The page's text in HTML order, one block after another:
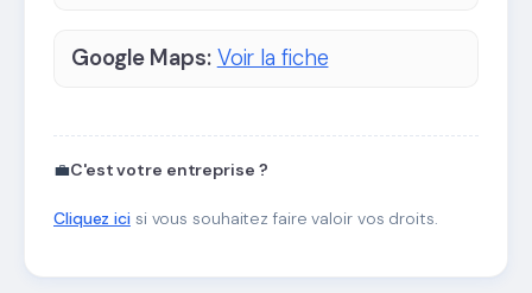
Google Maps: Voir la fiche
💼C'est votre entreprise ?
Cliquez icisi vous souhaitez faire valoir vos droits.